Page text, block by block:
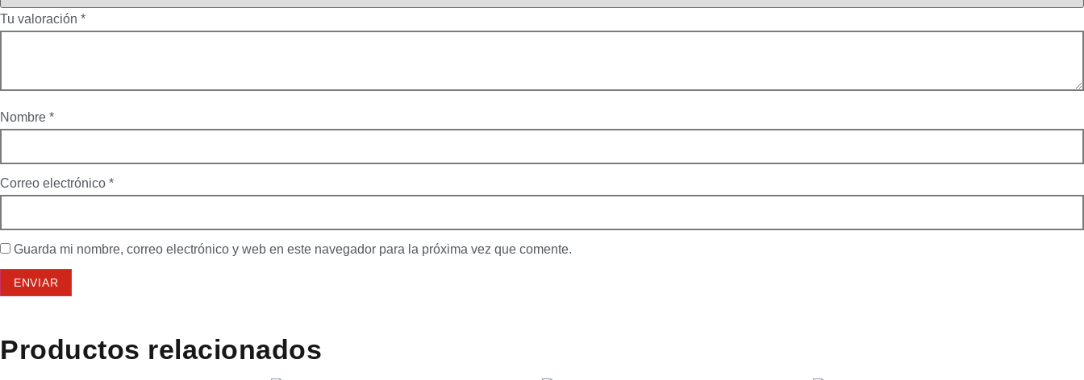
Tu valoración *
Nombre *
Correo electrónico *
Guarda mi nombre, correo electrónico y web en este navegador para la próxima vez que comente.
Productos relacionados